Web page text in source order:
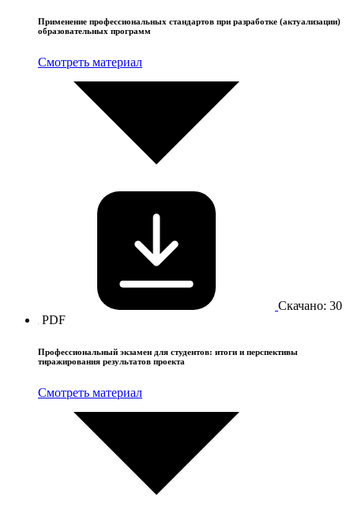
Применение профессиональных стандартов при разработке (актуализации)
образовательных программ
Смотреть материал
Скачано: 30
PDF
Профессиональный экзамен для студентов: итоги и перспективы
тиражирования результатов проекта
Смотреть материал